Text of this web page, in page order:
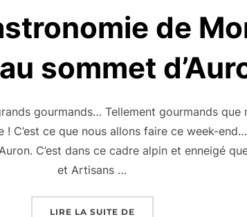
de
sommet
gourmands… Tellement gourmands
! C’est ce que nous allons faire ce week-
C’est dans ce cadre alpin et enneigé
et Artisans …
LIRE LA SUITE DE« FESTIVAL DE LA